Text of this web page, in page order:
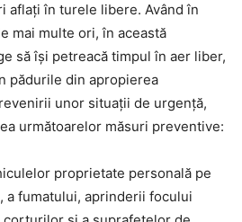
aflați în turele libere. Având în
mai multe ori, în această
să își petreacă timpul în aer liber,
pădurile din apropierea
unor situaţii de urgență,
următoarelor măsuri preventive:
proprietate personală pe
fumatului, aprinderii focului